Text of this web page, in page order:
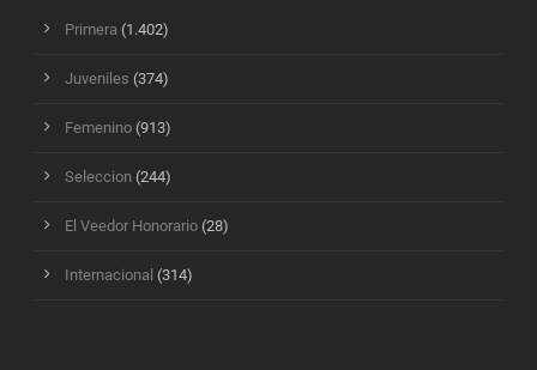
Primera (1.402)
Juveniles (374)
Femenino (913)
Seleccion (244)
El Veedor Honorario (28)
Internacional (314)